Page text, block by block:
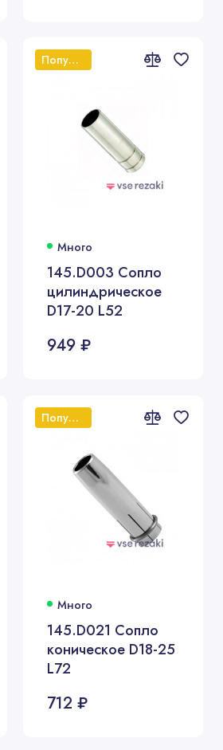
Популярный
Много
145.D003 Сопло
цилиндрическое
D17-20 L52
949 ₽
Популярный
Много
145.D021 Сопло
коническое D18-25
L72
712 ₽